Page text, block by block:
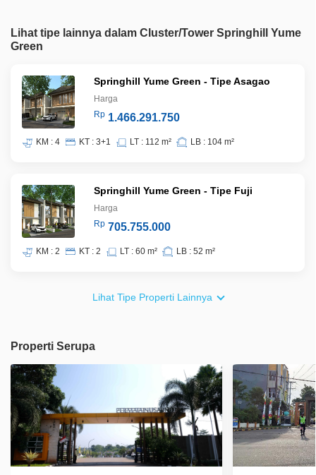
Lihat tipe lainnya dalam Cluster/Tower Springhill Yume
Green
Springhill Yume Green - Tipe Asagao
Harga
Rp 1.466.291.750
KM : 4 KT : 3+1 LT : 112 m² LB : 104 m²
Springhill Yume Green - Tipe Fuji
Harga
Rp 705.755.000
KM : 2 KT : 2 LT : 60 m² LB : 52 m²
Lihat Tipe Properti Lainnya
Properti Serupa